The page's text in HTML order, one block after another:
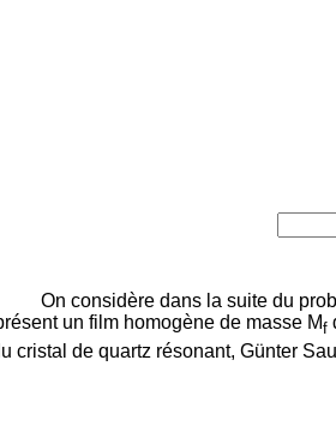
On considère dans la suite du
un film homogène de masse Mf
cristal de quartz résonant, Günter